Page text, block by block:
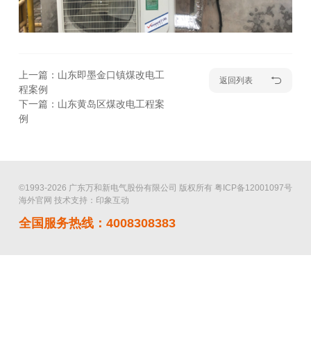
上一篇：山东即墨金口镇煤改电工
程案例
下一篇：山东黄岛区煤改电工程案
例
返回列表
©1993-2026 广东万和新电气股份有限公司 版权所有 粤ICP备12001097号
海外官网 技术支持：印象互动
全国服务热线：4008308383